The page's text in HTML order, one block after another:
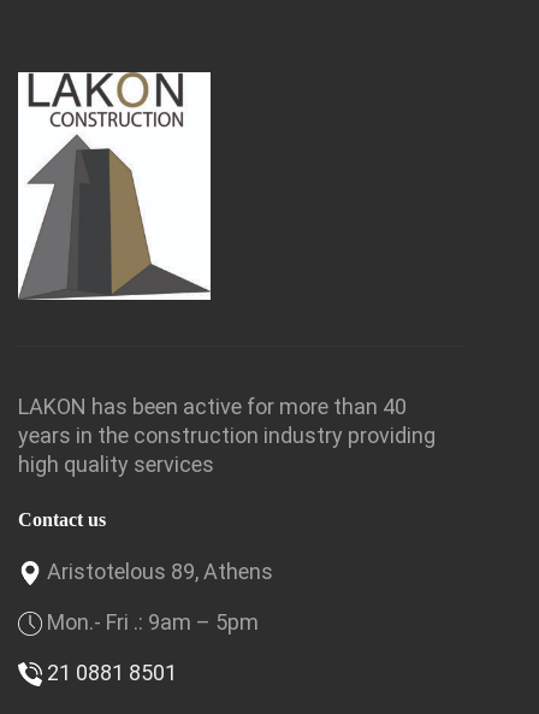
LAKON has been active for more than 40
years in the construction industry providing
high quality services
Contact us
Aristotelous 89, Athens
Mon.- Fri .: 9am – 5pm
21 0881 8501